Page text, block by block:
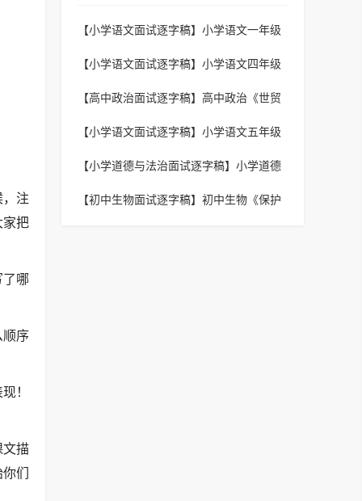
注
家把
哪
顺序
！
文描
们
【小学语文面试逐字稿】 小学语文一年级
【小学语文面试逐字稿】 小学语文四年级
【高中政治面试逐字稿】 高中政治《世贸
【小学语文面试逐字稿】 小学语文五年级
【小学道德与法治面试逐字稿】 小学道德
【初中生物面试逐字稿】 初中生物《保护